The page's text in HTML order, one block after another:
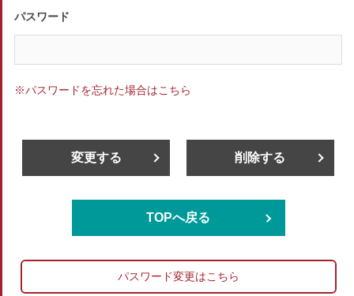
パスワード
※パスワードを忘れた場合はこちら
変更する 削除する
TOPへ戻る
パスワード変更はこちら